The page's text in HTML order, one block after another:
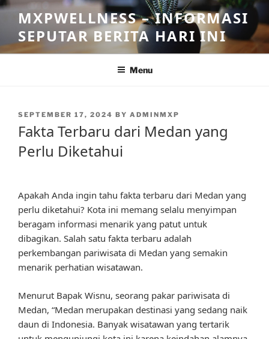
Skip
content
MXPWELLNESS – INFORMASI
SEPUTAR BERITA HARI INI
Menu
POSTED
SEPTEMBER 17, 2024 BY ADMINMXP
Fakta Terbaru dari Medan yang
Perlu Diketahui
Apakah Anda ingin tahu fakta terbaru dari Medan yang
perlu diketahui? Kota ini memang selalu menyimpan
beragam informasi menarik yang patut untuk
dibagikan. Salah satu fakta terbaru adalah
perkembangan pariwisata di Medan yang semakin
menarik perhatian wisatawan.
Menurut Bapak Wisnu, seorang pakar pariwisata di
Medan, “Medan merupakan destinasi yang sedang naik
daun di Indonesia. Banyak wisatawan yang tertarik